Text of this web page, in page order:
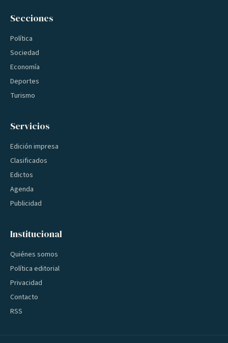
Secciones
Política
Sociedad
Economía
Deportes
Turismo
Servicios
Edición impresa
Clasificados
Edictos
Agenda
Publicidad
Institucional
Quiénes somos
Política editorial
Privacidad
Contacto
RSS